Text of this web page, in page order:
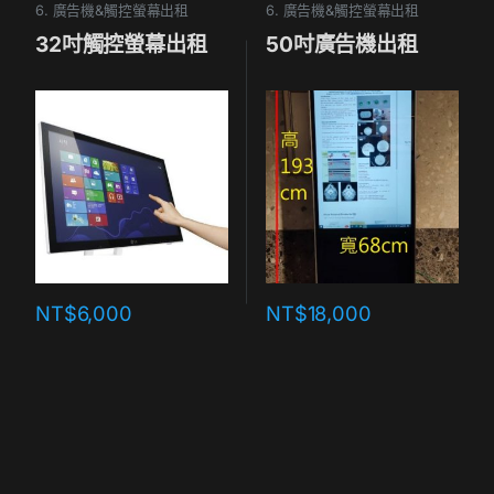
6. 廣告機&觸控螢幕出租
32吋觸控螢幕出租
NT$6,000
6. 廣告機&觸控螢幕出租
50吋廣告機出租
NT$18,000